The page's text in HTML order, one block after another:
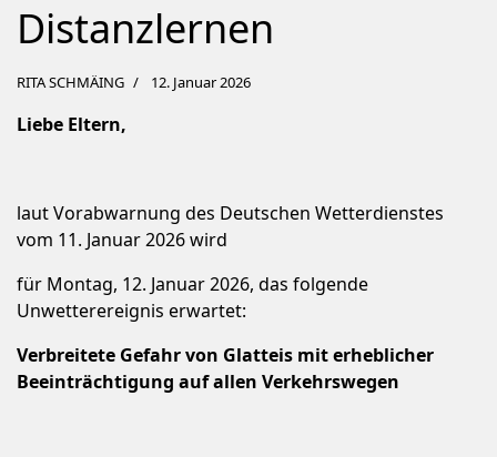
Distanzlernen
RITA SCHMÄING 12. Januar 2026
Liebe Eltern,
laut Vorabwarnung des Deutschen Wetterdienstes
vom 11. Januar 2026 wird
für Montag, 12. Januar 2026, das folgende
Unwetterereignis erwartet:
Verbreitete Gefahr von Glatteis mit erheblicher
Beeinträchtigung auf allen Verkehrswegen